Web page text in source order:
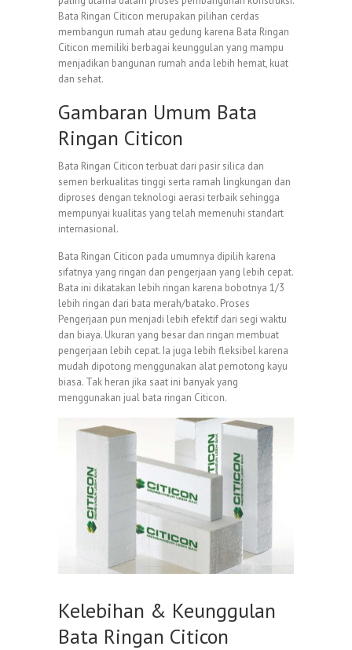
Bata Ringan Citicon merupakan pilihan cerdas
membangun rumah atau gedung karena Bata Ringan
Citicon memiliki berbagai keunggulan yang mampu
menjadikan bangunan rumah anda lebih hemat, kuat
dan sehat.
Gambaran Umum Bata
Ringan Citicon
Bata Ringan Citicon terbuat dari pasir silica dan
semen berkualitas tinggi serta ramah lingkungan dan
diproses dengan teknologi aerasi terbaik sehingga
mempunyai kualitas yang telah memenuhi standart
internasional.
Bata Ringan Citicon pada umumnya dipilih karena
sifatnya yang ringan dan pengerjaan yang lebih cepat.
Bata ini dikatakan lebih ringan karena bobotnya 1/3
lebih ringan dari bata merah/batako. Proses
Pengerjaan pun menjadi lebih efektif dari segi waktu
dan biaya. Ukuran yang besar dan ringan membuat
pengerjaan lebih cepat. Ia juga lebih fleksibel karena
mudah dipotong menggunakan alat pemotong kayu
biasa. Tak heran jika saat ini banyak yang
menggunakan jual bata ringan Citicon.
Kelebihan & Keunggulan
Bata Ringan Citicon